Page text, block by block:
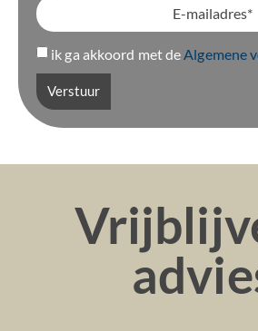
ik ga akkoord met de Algemene
Verstuur